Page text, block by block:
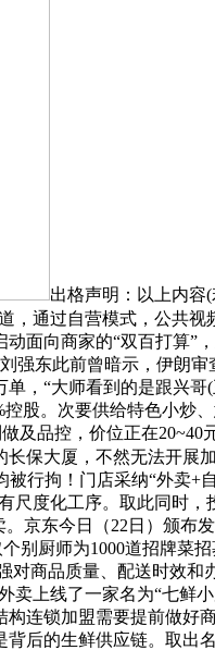
出格声明：以上内容
，通过自营模式，公共视
面向商家的“双百打算”
东此前曾暗示，伊朗
，“大师看到的是跟兴
股。次要供给特色小炒
及品控，价位正在
保大厦，不然无法开展
行拘！门店采纳“外卖+
尺度化工序。取此同时
京东今日（22日）颁布
别厨师为1000道招牌菜
商品质量、配送时效
上线了一家名为“七鲜
连锁加盟需要提前做好
后的生鲜供应链。取出